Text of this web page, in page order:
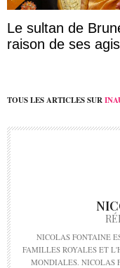
Le sultan de
raison de ses
TOUS LES ARTICLES SUR
NICOLAS FONTAINE
FAMILLES ROYALES ET
MONDIALES. NICOLAS